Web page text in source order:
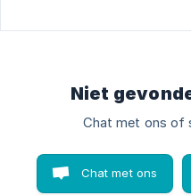
Niet
Chat met ons of
Chat met ons